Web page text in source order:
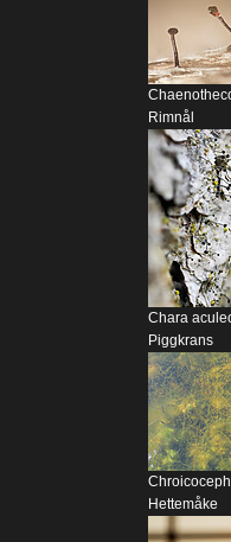
Rimnål
Chara
Piggkrans
Hettemåke